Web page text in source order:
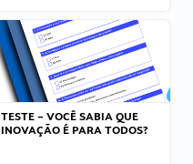
TESTE – VOCÊ SABIA QUE
INOVAÇÃO É PARA TODOS?